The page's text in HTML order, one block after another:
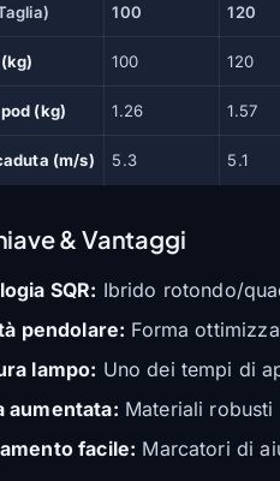
100 120
100 120
(kg) 1.26 1.57
(m/s) 5.3 5.1
& Vantaggi
SQR: Ibrido rotondo/
pendolare: Forma
lampo: Uno dei tempi di
aumentata: Materiali robusti
facile: Marcatori di